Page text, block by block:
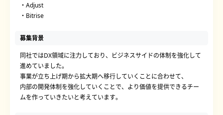
・Adjust
・Bitrise
募集背景
同社ではDX領域に注力しており、ビジネスサイドの体制を強化して
進めていました。
事業が立ち上げ期から拡大期へ移行していくことに合わせて、
内部の開発体制を強化していくことで、より価値を提供できるチー
ムを作っていきたいと考えています。